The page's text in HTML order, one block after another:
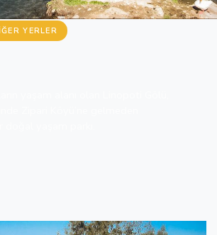
YERLER